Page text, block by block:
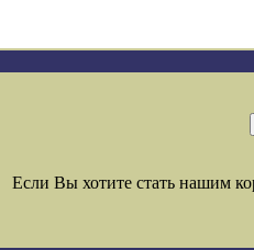
Если Вы хотите стать нашим